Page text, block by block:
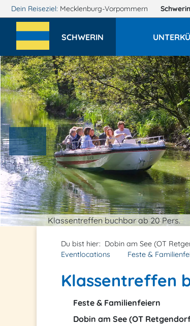
Dein Reiseziel: Mecklenburg-Vorpommern Schwerin
SCHWERIN
Klassentreffen buchbar ab 20 Pers.
Du bist hier: Dobin am See (OT
Eventlocations
Feste &
Klassentreffen
Feste & Familienfeiern
Dobin am See (OT